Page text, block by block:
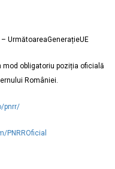
UrmătoareaGenerațieUE
obligatoriu poziția oficială
României.
pnrr/
PNRROficial